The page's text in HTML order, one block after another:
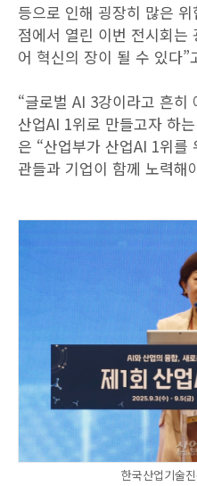
등으로 인해 굉장히 많은
점에서 열린 이번 전시회는
어 혁신의 장이 될 수 있다”
“글로벌 AI 3강이라고 흔히
산업AI 1위로 만들고자 하
은 “산업부가 산업AI 1위를
관들과 기업이 함께 노력해
한국산업기술